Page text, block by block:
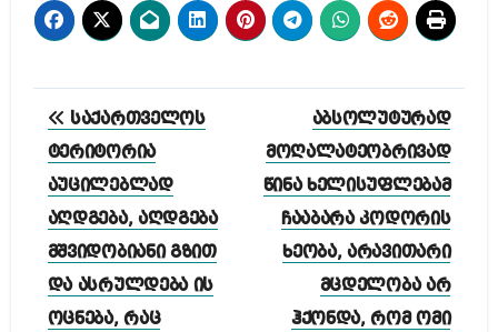
პოსტის
ნავიგაცია
საქართველოს
ტერიტორია
აუცილებლად
აღდგება, აღდგება
მშვიდობიანი გზით
და ასრულდება ის
ოცნება, რაც
აბსოლუტურად
მოღალატეობრივად
წინა ხელისუფლებამ
ჩააბარა კოდორის
ხეობა, არავითარი
მცდელობა არ
ჰქონდა, რომ ომი